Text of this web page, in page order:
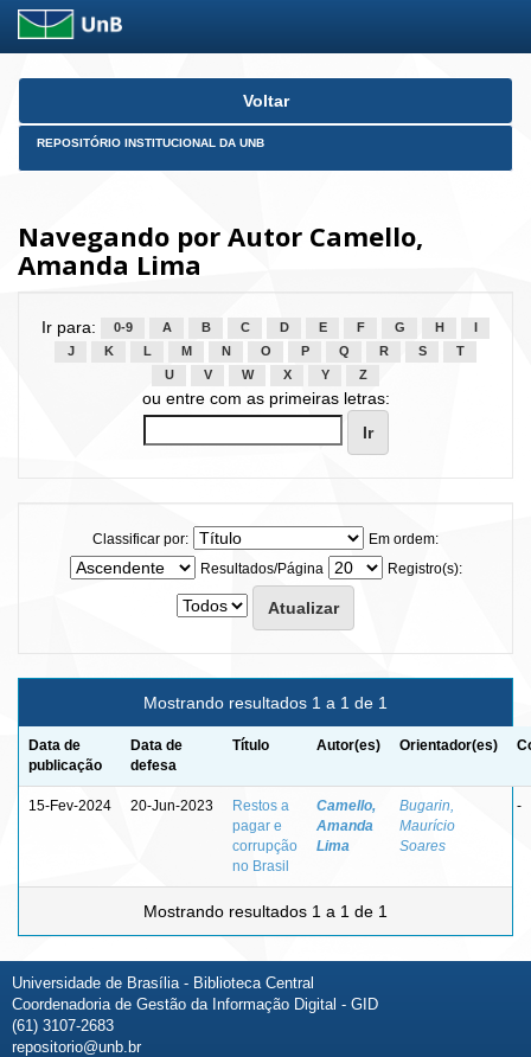
Skip
Voltar
REPOSITÓRIO INSTITUCIONAL DA UNB
Navegando por Autor Camello,
Amanda Lima
Ir para: 0-9 A B C D E F G H
J
K L M N O P Q R S
T
U
V W X Y Z
ou entre com as primeiras letras:
Classificar por:
Em ordem:
Resultados/Página
Registro(s):
Mostrando resultados 1 a 1 de 1
Data de
publicação
Data de
defesa
Título Autor(es) Orientador(es)
15-Fev-2024 20-Jun-2023
Restos a
pagar e
corrupção
no Brasil
Camello,
Amanda
Lima
Bugarin,
Maurício
Soares
-
Mostrando resultados 1 a 1 de 1
Universidade de Brasília - Biblioteca Central
Coordenadoria de Gestão da Informação Digital - GID
(61) 3107-2683
repositorio@unb.br